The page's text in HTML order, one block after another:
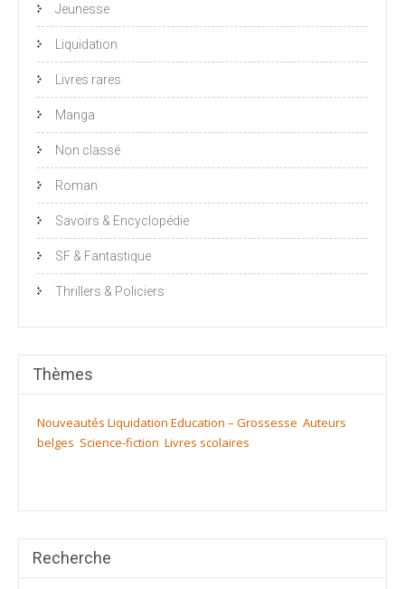
Jeunesse
Liquidation
Livres rares
Manga
Non classé
Roman
Savoirs & Encyclopédie
SF & Fantastique
Thrillers & Policiers
Thèmes
Nouveautés Liquidation Education – Grossesse Auteurs
belges Science-fiction Livres scolaires
Recherche